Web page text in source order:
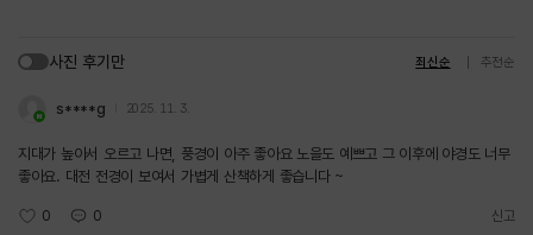
사진 후기만 최신순 추천순
s****g 2025. 11. 3.
지대가 높아서 오르고 나면, 풍경이 아주 좋아요 노을도 예쁘고 그 이후에 야경도 너무
좋아요. 대전 전경이 보여서 가볍게 산책하게 좋습니다 ~
0 0 신고